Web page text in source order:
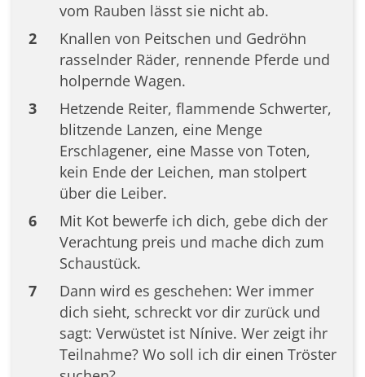
vom Rauben lässt sie nicht ab.
2
Knallen von Peitschen und Gedröhn
rasselnder Räder, rennende Pferde und
holpernde Wagen.
3
Hetzende Reiter, flammende Schwerter,
blitzende Lanzen, eine Menge
Erschlagener, eine Masse von Toten,
kein Ende der Leichen, man stolpert
über die Leiber.
6
Mit Kot bewerfe ich dich, gebe dich der
Verachtung preis und mache dich zum
Schaustück.
7
Dann wird es geschehen: Wer immer
dich sieht, schreckt vor dir zurück und
sagt: Verwüstet ist Nínive. Wer zeigt ihr
Teilnahme? Wo soll ich dir einen Tröster